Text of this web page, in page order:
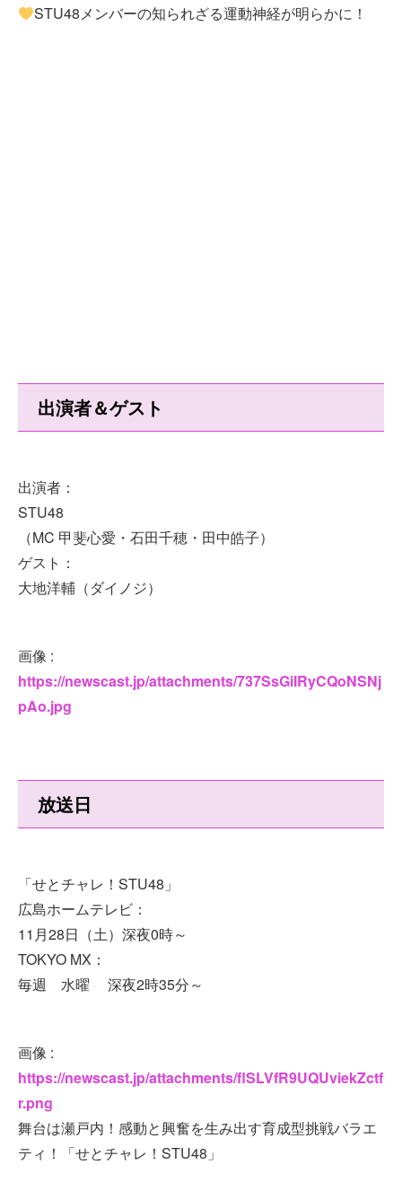
STU48メンバーの知られざる運動神経が明らかに！
出演者＆ゲスト
出演者：
STU48
（MC 甲斐心愛・石田千穂・田中皓子）
ゲスト：
大地洋輔（ダイノジ）
画像 :
https://newscast.jp/attachments/737SsGiIRyCQoNSNj
pAo.jpg
放送日
「せとチャレ！STU48」
広島ホームテレビ：
11月28日（土）深夜0時～
TOKYO MX：
毎週 水曜 深夜2時35分～
画像 :
https://newscast.jp/attachments/flSLVfR9UQUviekZctf
r.png
舞台は瀬戸内！感動と興奮を生み出す育成型挑戦バラエ
ティ！「せとチャレ！STU48」